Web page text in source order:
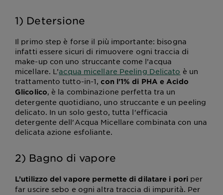
1) Detersione
Il primo step è forse il più importante: bisogna
infatti essere sicuri di rimuovere ogni traccia di
make-up con uno struccante come l’acqua
micellare. L’acqua micellare Peeling Delicato è un
trattamento tutto-in-1,con l'1% di PHA e Acido
Glicolico, è la combinazione perfetta tra un
detergente quotidiano, uno struccante e un peeling
delicato. In un solo gesto, tutta l'efficacia
detergente dell'Acqua Micellare combinata con una
delicata azione esfoliante.
2) Bagno di vapore
L’utilizzo del vapore permette di dilatare i poriper
far uscire sebo e ogni altra traccia di impurità. Per